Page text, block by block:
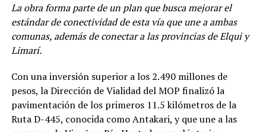
La obra forma parte de un plan que busca mejorar el
estándar de conectividad de esta vía que une a ambas
comunas, además de conectar a las provincias de Elqui y
Limarí.
Con una inversión superior a los 2.490 millones de
pesos, la Dirección de Vialidad del MOP finalizó la
pavimentación de los primeros 11.5 kilómetros de la
Ruta D-445, conocida como Antakari, y que une a las